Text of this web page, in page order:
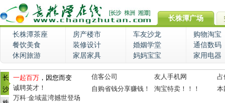
长株潭广场
长株潭茶座 房产楼市 车友沙龙
购物淘宝
餐饮美食
装修设计 婚姻学堂
通信数码
休闲旅游
家居家具 妈妈宝宝 家用电器
长
沙
一起百万 ，因您而变
诚聘英才！
万科·金域蓝湾撼世登场
信客公司 友人手机网
占
自购省钱分享赚钱！
淘宝特卖！！！ 本